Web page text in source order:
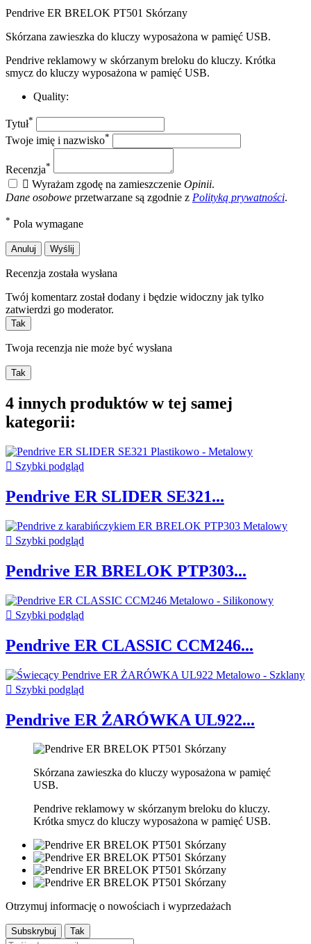
Pendrive ER BRELOK PT501 Skórzany
Skórzana zawieszka do kluczy wyposażona w pamięć USB.
Pendrive reklamowy w skórzanym breloku do kluczy. Krótka
smycz do kluczy wyposażona w pamięć USB.
Quality:
Tytuł*
Twoje imię i nazwisko*
Recenzja*
 Wyrażam zgodę na zamieszczenie Opinii.
Dane osobowe przetwarzane są zgodnie z Polityką prywatności.
* Pola wymagane
Anuluj Wyślij
Recenzja została wysłana
Twój komentarz został dodany i będzie widoczny jak tylko
zatwierdzi go moderator.
Tak
Twoja recenzja nie może być wysłana
Tak
4 innych produktów w tej samej
kategorii:
 Szybki podgląd
Pendrive ER SLIDER SE321...
 Szybki podgląd
Pendrive ER BRELOK PTP303...
 Szybki podgląd
Pendrive ER CLASSIC CCM246...
 Szybki podgląd
Pendrive ER ŻARÓWKA UL922...
Skórzana zawieszka do kluczy wyposażona w pamięć
USB.
Pendrive reklamowy w skórzanym breloku do kluczy.
Krótka smycz do kluczy wyposażona w pamięć USB.
Otrzymuj informację o nowościach i wyprzedażach